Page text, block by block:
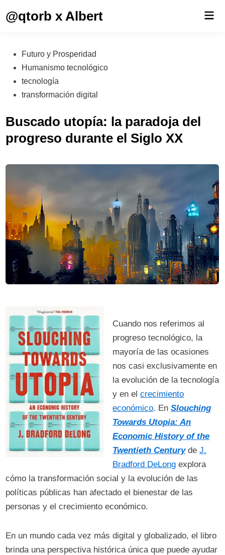
@qtorb x Albert
Publicado
en
Futuro y Prosperidad
Humanismo tecnológico
tecnología
transformación digital
Buscado utopía: la paradoja del
progreso durante el Siglo XX
Cuando nos referimos al
progreso tecnológico, la
mayoría de las ocasiones
nos casi exclusivamente en
la evolución de la tecnología
y en elcrecimiento
económico. EnSlouching
Towards Utopia: An
Economic History of the
Twentieth CenturydeJ.
Bradford DeLong explora
cómo la transformación social y la evolución de las
políticas públicas han afectado el bienestar de las
personas y el crecimiento económico.
En un mundo cada vez más digital y globalizado, el libro
brinda una perspectiva histórica única que puede ayudar